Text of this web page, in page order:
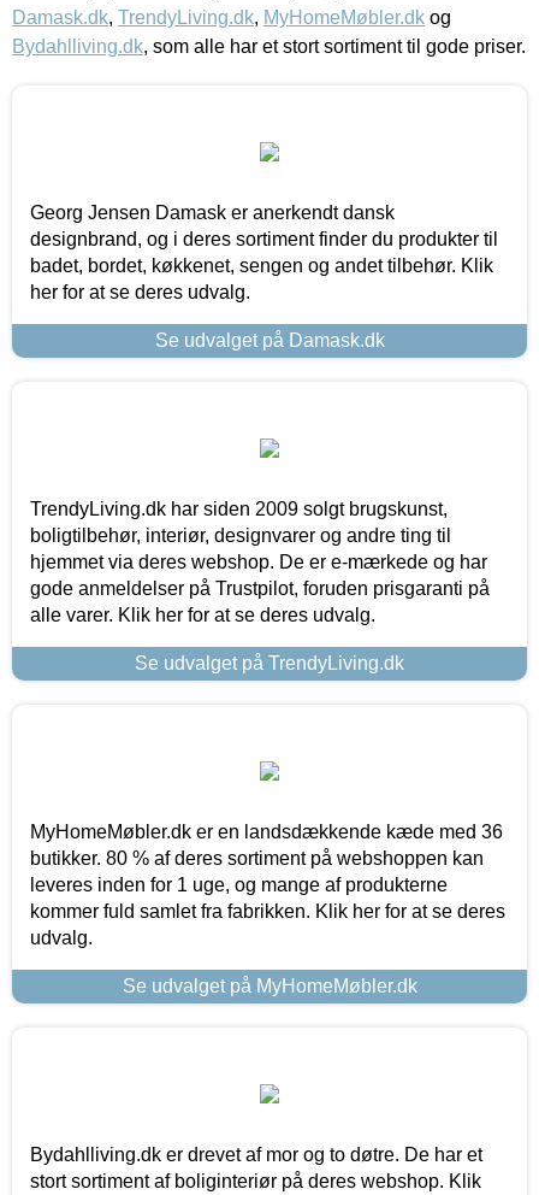
Damask.dk, TrendyLiving.dk, MyHomeMøbler.dk og
Bydahlliving.dk, som alle har et stort sortiment til gode priser.
Georg Jensen Damask er anerkendt dansk
designbrand, og i deres sortiment finder du produkter til
badet, bordet, køkkenet, sengen og andet tilbehør. Klik
her for at se deres udvalg.
Se udvalget på Damask.dk
TrendyLiving.dk har siden 2009 solgt brugskunst,
boligtilbehør, interiør, designvarer og andre ting til
hjemmet via deres webshop. De er e-mærkede og har
gode anmeldelser på Trustpilot, foruden prisgaranti på
alle varer. Klik her for at se deres udvalg.
Se udvalget på TrendyLiving.dk
MyHomeMøbler.dk er en landsdækkende kæde med 36
butikker. 80 % af deres sortiment på webshoppen kan
leveres inden for 1 uge, og mange af produkterne
kommer fuld samlet fra fabrikken. Klik her for at se deres
udvalg.
Se udvalget på MyHomeMøbler.dk
Bydahlliving.dk er drevet af mor og to døtre. De har et
stort sortiment af boliginteriør på deres webshop. Klik